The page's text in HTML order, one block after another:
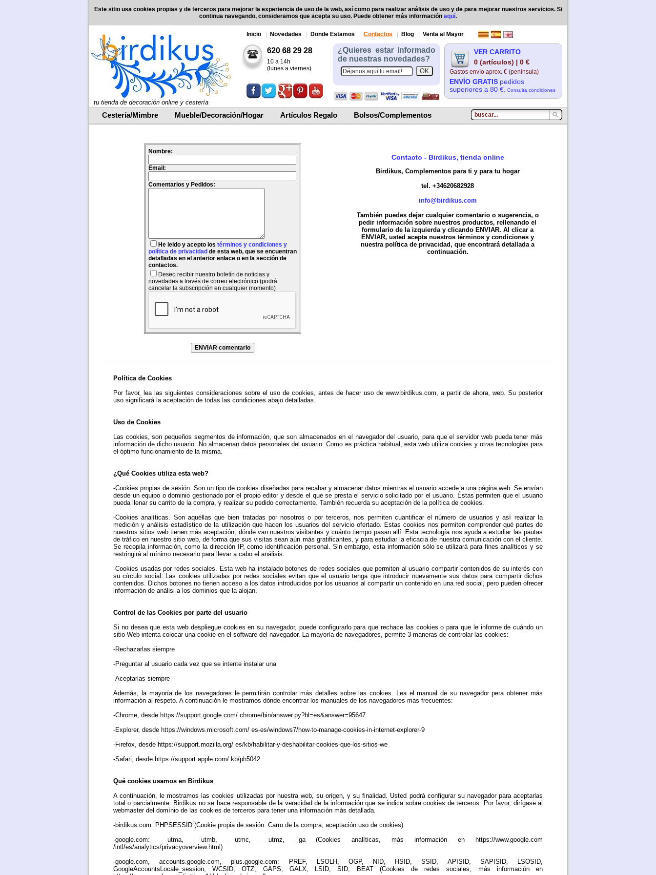
tu tienda de decoración online y cestería
Inicio Novedades Donde Estamos Contactos Blog Venta al Mayor
VER CARRITO
0 (artículos) | 0 €
Gastos envío aprox. € (península)
ENVÍO GRATIS pedidos
superiores a 80 €.
Consulta condiciones
¿Quieres estar informado
de nuestras novedades?
620 68 29 28
10 a 14h
(lunes a viernes)
Cestería/Mimbre Mueble/Decoración/Hogar Artículos Regalo Bolsos/Complementos
Contacto - Birdikus, tienda online
Birdikus, Complementos para ti y para tu hogar
tel. +34620682928
info@birdikus.com
También puedes dejar cualquier comentario o sugerencia, o
pedir información sobre nuestros productos, rellenando el
formulario de la izquierda y clicando ENVIAR. Al clicar a
ENVIAR, usted acepta nuestros términos y condiciones y
nuestra política de privacidad, que encontrará detallada a
continuación.
Nombre:
Email:
Comentarios y Pedidos:
He leido y acepto los términos y condiciones y
política de privacidad de esta web, que se encuentran
detalladas en el anterior enlace o en la sección de
contactos.
Deseo recibir nuestro boletín de noticias y
novedades a través de correo electrónico (podrá
cancelar la subscripción en cualquier momento)
Política de Cookies
Por favor, lea las siguientes consideraciones sobre el uso de cookies, antes de hacer uso de www.birdikus.com, a partir de ahora, web. Su posterior
uso significará la aceptación de todas las condiciones abajo detalladas.
Uso de Cookies
Las cookies, son pequeños segmentos de información, que son almacenados en el navegador del usuario, para que el servidor web pueda tener más
información de dicho usuario. No almacenan datos personales del usuario. Como es práctica habitual, esta web utiliza cookies y otras tecnologías para
el óptimo funcionamiento de la misma.
¿Qué Cookies utiliza esta web?
-Cookies propias de sesión. Son un tipo de cookies diseñadas para recabar y almacenar datos mientras el usuario accede a una página web. Se envían
desde un equipo o dominio gestionado por el propio editor y desde el que se presta el servicio solicitado por el usuario. Éstas permiten que el usuario
pueda llenar su carrito de la compra, y realizar su pedido correctamente. También recuerda su aceptación de la política de cookies.
-Cookies analíticas. Son aquéllas que bien tratadas por nosotros o por terceros, nos permiten cuantificar el número de usuarios y así realizar la
medición y análisis estadístico de la utilización que hacen los usuarios del servicio ofertado. Estas cookies nos permiten comprender qué partes de
nuestros sitios web tienen más aceptación, dónde van nuestros visitantes y cuánto tiempo pasan allí. Esta tecnología nos ayuda a estudiar las pautas
de tráfico en nuestro sitio web, de forma que sus visitas sean aún más gratificantes, y para estudiar la eficacia de nuestra comunicación con el cliente.
Se recopila información, como la dirección IP, como identificación personal. Sin embargo, esta información sólo se utilizará para fines analíticos y se
restringirá al mínimo necesario para llevar a cabo el análisis.
-Cookies usadas por redes sociales. Esta web ha instalado botones de redes sociales que permiten al usuario compartir contenidos de su interés con
su círculo social. Las cookies utilizadas por redes sociales evitan que el usuario tenga que introducir nuevamente sus datos para compartir dichos
contenidos. Dichos botones no tienen acceso a los datos introducidos por los usuarios al compartir un contenido en una red social, pero pueden ofrecer
información de análisi a los dominios que la alojan.
Control de las Cookies por parte del usuario
Si no desea que esta web despliegue cookies en su navegador, puede configurarlo para que rechace las cookies o para que le informe de cuándo un
sitio Web intenta colocar una cookie en el software del navegador. La mayoría de navegadores, permite 3 maneras de controlar las cookies:
-Rechazarlas siempre
-Preguntar al usuario cada vez que se intente instalar una
-Aceptarlas siempre
Además, la mayoría de los navegadores le permitirán controlar más detalles sobre las cookies. Lea el manual de su navegador pera obtener más
información al respeto. A continuación le mostramos dónde encontrar los manuales de los navegadores más frecuentes:
-Chrome, desde https://support.google.com/ chrome/bin/answer.py?hl=es&answer=95647
-Explorer, desde https://windows.microsoft.com/ es-es/windows7/how-to-manage-cookies-in-internet-explorer-9
-Firefox, desde https://support.mozilla.org/ es/kb/habilitar-y-deshabilitar-cookies-que-los-sitios-we
-Safari, desde https://support.apple.com/ kb/ph5042
Qué cookies usamos en Birdikus
A continuación, le mostramos las cookies utilizadas por nuestra web, su origen, y su finalidad. Usted podrá configurar su navegador para aceptarlas
total o parcialmente. Birdikus no se hace responsable de la veracidad de la información que se indica sobre cookies de terceros. Por favor, dirígase al
webmaster del domínio de las cookies de terceros para tener una información más detallada.
-birdikus.com: PHPSESSID (Cookie propia de sesión. Carro de la compra, aceptación uso de cookies)
-google.com: __utma, __utmb, __utmc, __utmz, _ga (Cookies analíticas, más información en https://www.google.com
/intl/es/analytics/privacyoverview.html)
-google.com, accounts.google.com, plus.google.com: PREF, LSOLH, OGP, NID, HSID, SSID, APISID, SAPISID, LSOSID,
GoogleAccountsLocale_session, WCSID, OTZ, GAPS, GALX, LSID, SID, BEAT (Cookies de redes sociales, más información en
Este sitio usa cookies propias y de terceros para mejorar la experiencia de uso de la web, así como para realizar análisis de uso y de para mejorar nuestros servicios. Si
continua navegando, consideramos que acepta su uso. Puede obtener más información aquí.